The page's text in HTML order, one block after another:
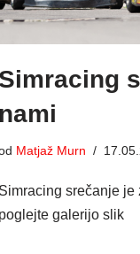
Simracing
nami
Matjaž Murn
Simracing srečanje je
poglejte galerijo slik